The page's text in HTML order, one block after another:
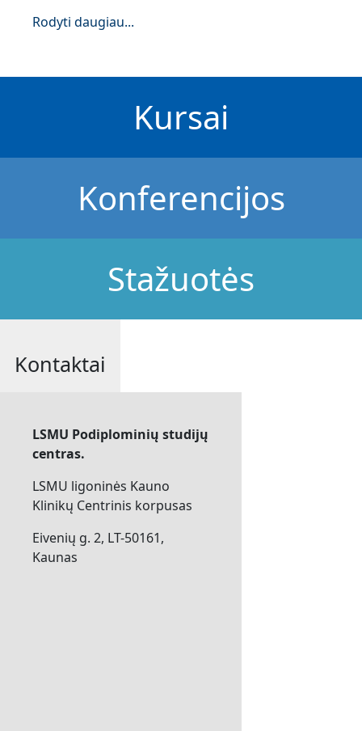
Rodyti daugiau...
Kursai
Konferencijos
Stažuotės
Kontaktai
LSMU Podiplominių studijų
centras.
LSMU ligoninės Kauno
Klinikų Centrinis korpusas
Eivenių g. 2, LT-50161,
Kaunas